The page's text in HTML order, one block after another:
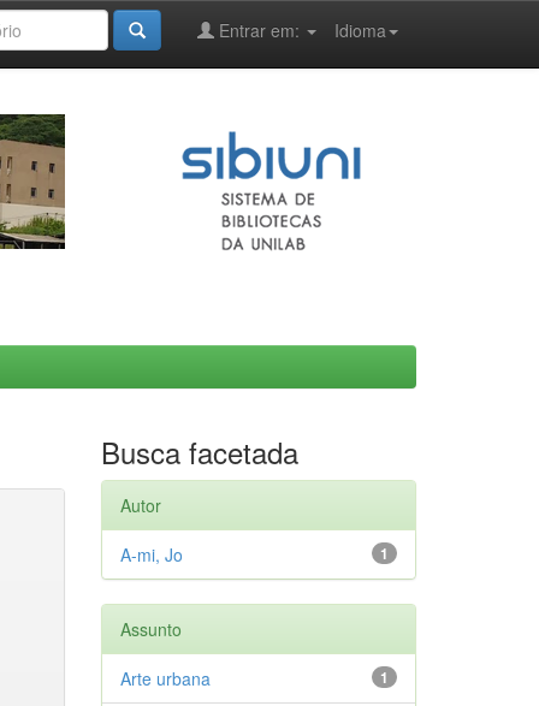
Idioma
Entrar em:
Busca facetada
Autor
1
A-mi, Jo
Assunto
1
Arte urbana